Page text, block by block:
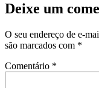
Deixe um
O seu endereço de e-
são marcados com *
Comentário *